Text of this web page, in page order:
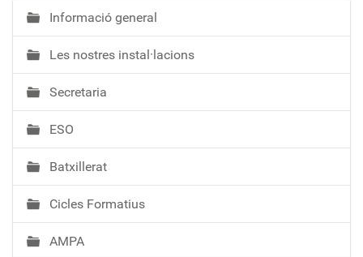
N
a
v
e
g
a
c
ó
Informació general
Les nostres instal·lacions
Secretaria
ESO
Batxillerat
Cicles Formatius
AMPA